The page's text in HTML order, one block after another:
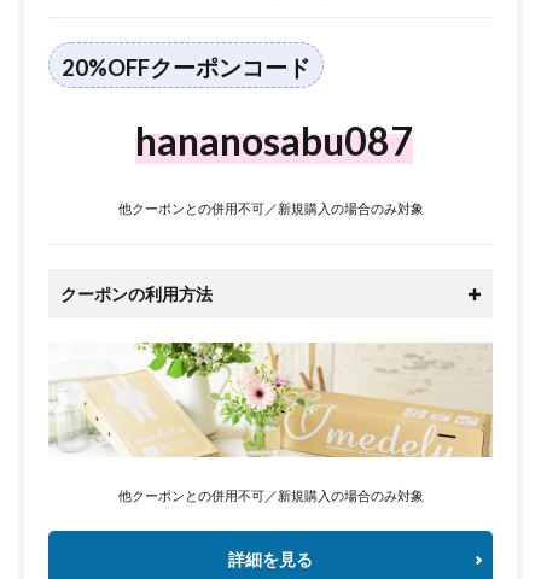
20%OFFクーポンコード
hananosabu087
他クーポンとの併用不可／新規購入の場合のみ対象
クーポンの利用方法
他クーポンとの併用不可／新規購入の場合のみ対象
詳細を見る